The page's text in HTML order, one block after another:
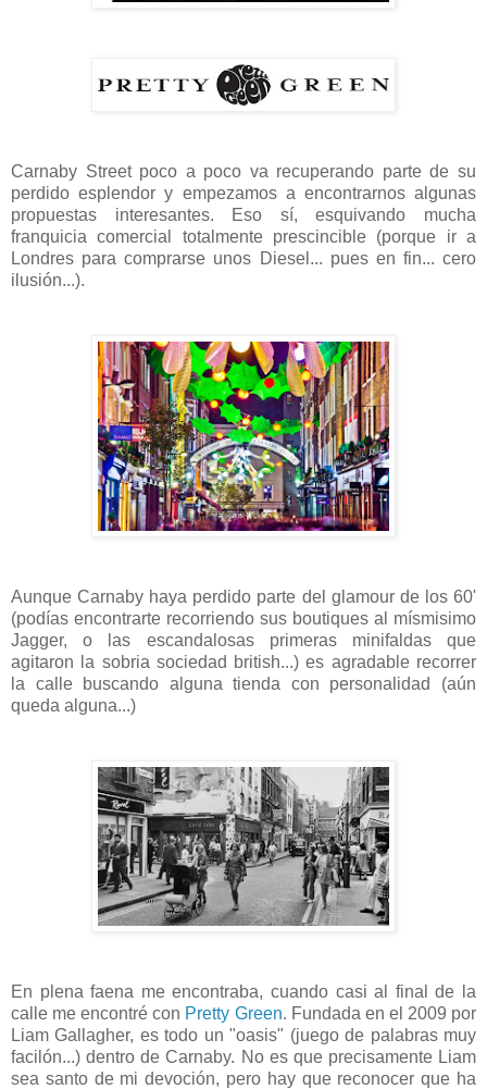
Carnaby Street poco a poco va recuperando parte de su
perdido esplendor y empezamos a encontrarnos algunas
propuestas interesantes. Eso sí, esquivando mucha
franquicia comercial totalmente prescincible (porque ir a
Londres para comprarse unos Diesel... pues en fin... cero
ilusión...).
Aunque Carnaby haya perdido parte del glamour de los 60'
(podías encontrarte recorriendo sus boutiques al mísmisimo
Jagger, o las escandalosas primeras minifaldas que
agitaron la sobria sociedad british...) es agradable recorrer
la calle buscando alguna tienda con personalidad (aún
queda alguna...)
En plena faena me encontraba, cuando casi al final de la
calle me encontré con Pretty Green. Fundada en el 2009 por
Liam Gallagher, es todo un "oasis" (juego de palabras muy
facilón...) dentro de Carnaby. No es que precisamente Liam
sea santo de mi devoción, pero hay que reconocer que ha